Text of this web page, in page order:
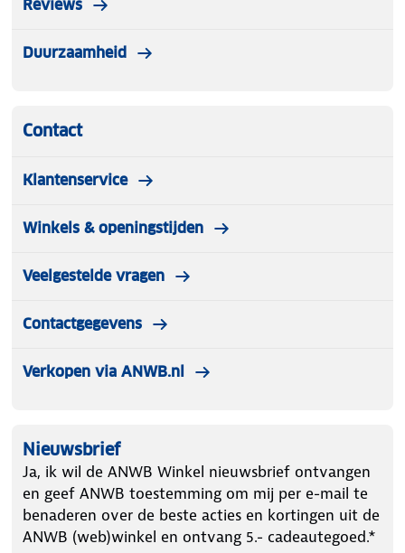
Reviews
Duurzaamheid
Contact
Klantenservice
Winkels & openingstijden
Veelgestelde vragen
Contactgegevens
Verkopen via ANWB.nl
Nieuwsbrief
Ja, ik wil de ANWB Winkel nieuwsbrief ontvangen
en geef ANWB toestemming om mij per e-mail te
benaderen over de beste acties en kortingen uit de
ANWB (web)winkel en ontvang 5.- cadeautegoed.*